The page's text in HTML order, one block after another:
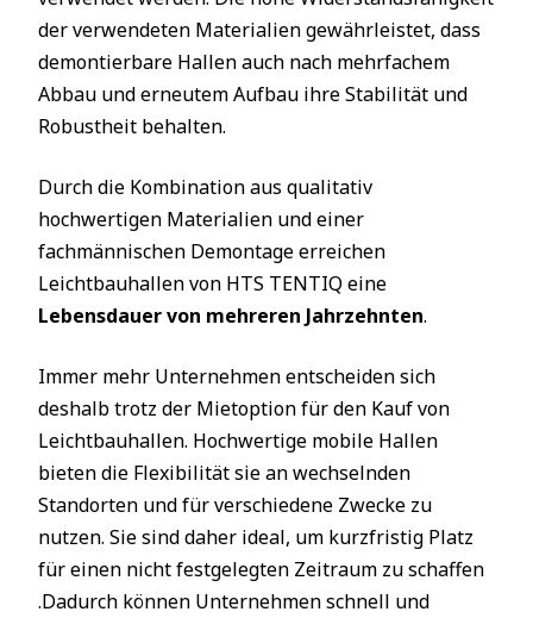
der verwendeten Materialien gewährleistet, dass
demontierbare Hallen auch nach mehrfachem
Abbau und erneutem Aufbau ihre Stabilität und
Robustheit behalten.
Durch die Kombination aus qualitativ
hochwertigen Materialien und einer
fachmännischen Demontage erreichen
Leichtbauhallen von HTS TENTIQ eine
Lebensdauer von mehreren Jahrzehnten.
Immer mehr Unternehmen entscheiden sich
deshalb trotz der Mietoption für den Kauf von
Leichtbauhallen. Hochwertige mobile Hallen
bieten die Flexibilität sie an wechselnden
Standorten und für verschiedene Zwecke zu
nutzen. Sie sind daher ideal, um kurzfristig Platz
für einen nicht festgelegten Zeitraum zu schaffen
.Dadurch können Unternehmen schnell und